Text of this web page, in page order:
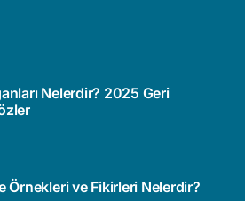
Nelerdir? 2025 Geri
Örnekleri ve Fikirleri Nelerdir?